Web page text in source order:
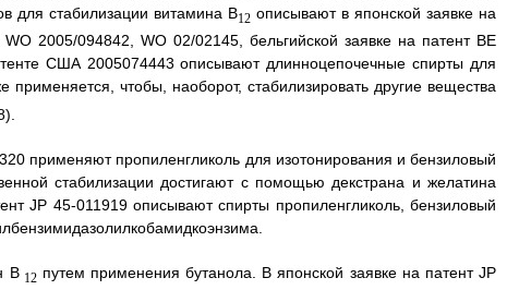
для стабилизации витамина B12 описывают в японской заявке на
2005/094842, WO 02/02145, бельгийской заявке на патент BE
США 2005074443 описывают длинноцепочечные спирты для
применяется, чтобы, наоборот, стабилизировать другие вещества
применяют пропиленгликоль для изотонирования и бензиловый
стабилизации достигают с помощью декстрана и желатина
JP 45-011919 описывают спирты пропиленгликоль, бензиловый
B12путем применения бутанола. В японской заявке на патент JP